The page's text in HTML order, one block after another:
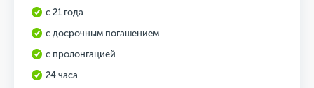
с 21 года
с досрочным погашением
с пролонгацией
24 часа